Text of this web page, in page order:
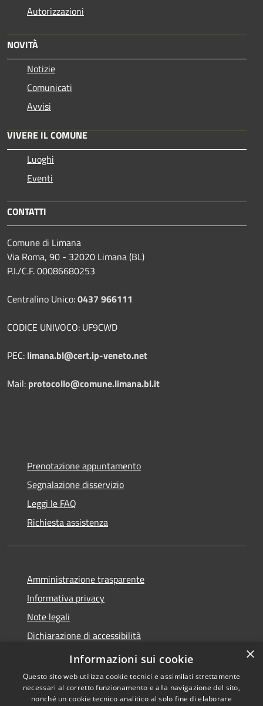
Autorizzazioni
NOVITÀ
Notizie
Comunicati
Avvisi
VIVERE IL COMUNE
Luoghi
Eventi
CONTATTI
Comune di Limana
Via Roma, 90 - 32020 Limana (BL)
P.I./C.F. 00086680253
Centralino Unico:0437 966111
CODICE UNIVOCO: UF9CWD
PEC: limana.bl@cert.ip-veneto.net
Mail: protocollo@comune.limana.bl.it
Prenotazione appuntamento
Segnalazione disservizio
Leggi le FAQ
Richiesta assistenza
Amministrazione trasparente
Informativa privacy
Note legali
Dichiarazione di accessibilità
Moduli Privacy Amministrazione trasparente
×
Informazioni sui cookie
Questo sito web utilizza cookie tecnici e assimilati strettamente
necessari al corretto funzionamento e alla navigazione del sito,
nonché un cookie tecnico analitico al solo fine di elaborare